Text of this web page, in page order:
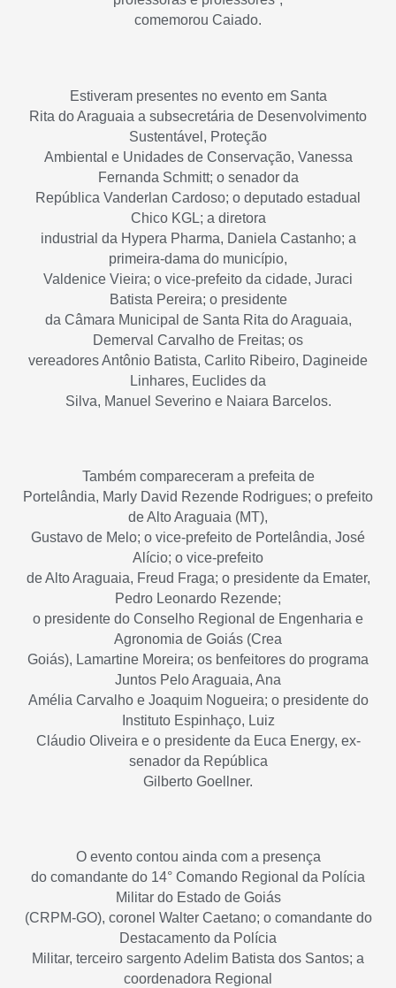
comemorou Caiado.
Estiveram presentes no evento em Santa
Rita do Araguaia a subsecretária de Desenvolvimento
Sustentável, Proteção
Ambiental e Unidades de Conservação, Vanessa
Fernanda Schmitt; o senador da
República Vanderlan Cardoso; o deputado estadual
Chico KGL; a diretora
industrial da Hypera Pharma, Daniela Castanho; a
primeira-dama do município,
Valdenice Vieira; o vice-prefeito da cidade, Juraci
Batista Pereira; o presidente
da Câmara Municipal de Santa Rita do Araguaia,
Demerval Carvalho de Freitas; os
vereadores Antônio Batista, Carlito Ribeiro, Dagineide
Linhares, Euclides da
Silva, Manuel Severino e Naiara Barcelos.
Também compareceram a prefeita de
Portelândia, Marly David Rezende Rodrigues; o prefeito
de Alto Araguaia (MT),
Gustavo de Melo; o vice-prefeito de Portelândia, José
Alício; o vice-prefeito
de Alto Araguaia, Freud Fraga; o presidente da Emater,
Pedro Leonardo Rezende;
o presidente do Conselho Regional de Engenharia e
Agronomia de Goiás (Crea
Goiás), Lamartine Moreira; os benfeitores do programa
Juntos Pelo Araguaia, Ana
Amélia Carvalho e Joaquim Nogueira; o presidente do
Instituto Espinhaço, Luiz
Cláudio Oliveira e o presidente da Euca Energy, ex-
senador da República
Gilberto Goellner.
O evento contou ainda com a presença
do comandante do 14° Comando Regional da Polícia
Militar do Estado de Goiás
(CRPM-GO), coronel Walter Caetano; o comandante do
Destacamento da Polícia
Militar, terceiro sargento Adelim Batista dos Santos; a
coordenadora Regional